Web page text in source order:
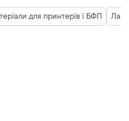
для принтерів і БФП